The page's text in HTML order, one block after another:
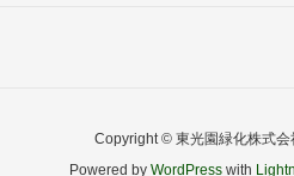
Copyright © 東光園緑化株式会
Powered by WordPresswith